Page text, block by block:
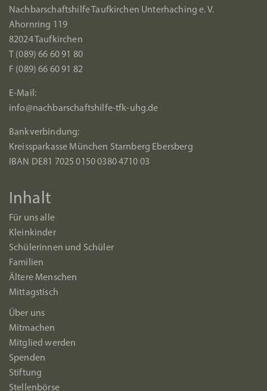
Nachbarschaftshilfe Taufkirchen Unterhaching e. V.
Ahornring 119
82024 Taufkirchen
T (089) 66 60 91 80
F (089) 66 60 91 82
E-Mail:
info@nachbarschaftshilfe-tfk-uhg.de
Bankverbindung:
Kreissparkasse München Starnberg Ebersberg
IBAN DE81 7025 0150 0380 4710 03
Inhalt
Für uns alle
Kleinkinder
Schülerinnen und Schüler
Familien
Ältere Menschen
Mittagstisch
Über uns
Mitmachen
Mitglied werden
Spenden
Stiftung
Stellenbörse